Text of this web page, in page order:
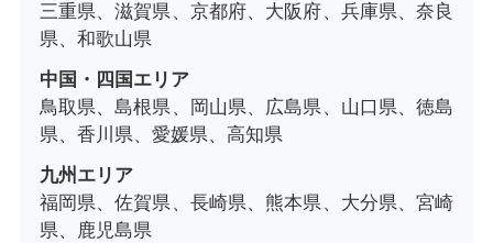
三重県、滋賀県、京都府、大阪府、兵庫県、奈良
県、和歌山県
中国・四国エリア
鳥取県、島根県、岡山県、広島県、山口県、徳島
県、香川県、愛媛県、高知県
九州エリア
福岡県、佐賀県、長崎県、熊本県、大分県、宮崎
県、鹿児島県